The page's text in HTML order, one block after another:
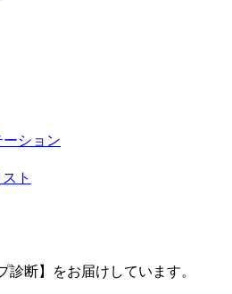
ション
ト
診断】をお届けしています。